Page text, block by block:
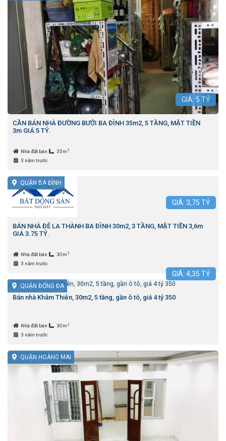
GIÁ: 5 TỶ
CẦN BÁN NHÀ ĐƯỜNG BƯỞI BA ĐÌNH 35m2, 5 TẦNG, MẶT TIỀN
3m GIÁ 5 TỶ.
Nhà đất bán 35m 2
3 năm trước
QUẬN BA ĐÌNH
GIÁ: 3,75 TỶ
BÁN NHÀ ĐÊ LA THÀNH BA ĐÌNH 30m2, 3 TẦNG, MẶT TIỀN 3,6m
GIÁ 3.75 TỶ.
Nhà đất bán 30m 2
3 năm trước
QUẬN ĐỐNG ĐA
GIÁ: 4,35 TỶ
Bán nhà Khâm Thiên, 30m2, 5 tầng, gần ô tô, giá 4 tỷ 350
Nhà đất bán 30m 2
3 năm trước
QUẬN HOÀNG MAI